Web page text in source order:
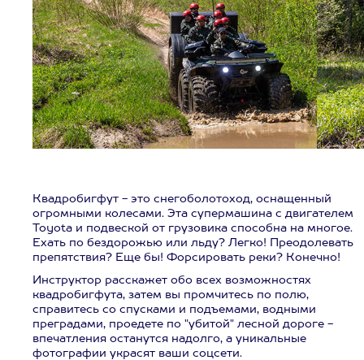
Квадробигфут - это снегоболотоход, оснащенный
огромными колесами. Эта супермашина с двигателем
Toyota и подвеской от грузовика способна на многое.
Ехать по бездорожью или льду? Легко! Преодолевать
препятствия? Еще бы! Форсировать реки? Конечно!
Инструктор расскажет обо всех возможностях
квадробигфута, затем вы промчитесь по полю,
справитесь со спусками и подъемами, водными
преградами, проедете по "убитой" лесной дороге -
впечатления останутся надолго, а уникальные
фотографии украсят ваши соцсети.